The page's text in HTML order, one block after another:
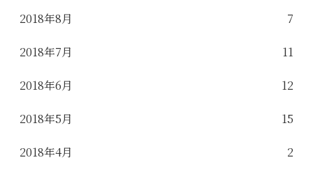
2018年8月 7
2018年7月 11
2018年6月 12
2018年5月 15
2018年4月 2